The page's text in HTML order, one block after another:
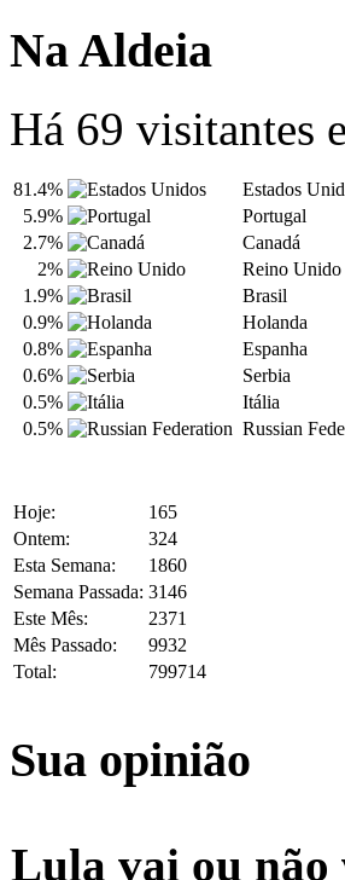
Na Aldeia
Há 69 visitantes
81.4%
Estados
5.9%
Portugal
2.7%
Canadá
2%
Reino Unido
1.9%
Brasil
0.9%
Holanda
0.8%
Espanha
0.6%
Serbia
0.5%
Itália
0.5%
Russian
Hoje:
165
Ontem:
324
Esta Semana:
1860
Semana Passada: 3146
Este Mês:
2371
Mês Passado:
9932
Total:
799714
Sua opinião
Lula vai ou não